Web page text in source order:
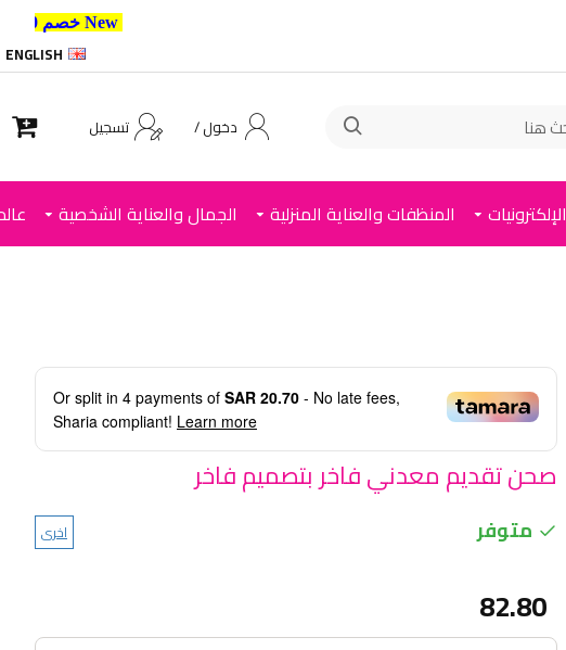
ENGLISH
دخول / تسجيل
الإلكترونيات المنظفات والعناية المنزلية الجمال والعناية الشخصية
Or split in 4 payments of SAR 20.70 - No late fees,
Sharia compliant! Learn more
صحن تقديم معدني فاخر بتصميم فاخر
متوفر اخرى
82.80